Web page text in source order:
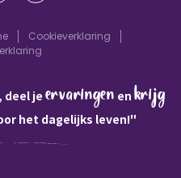
Cookieverklaring
, deel je ervaringen en krijg
het dagelijks leven!"